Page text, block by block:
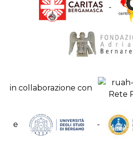
-
in collaborazione con
e -